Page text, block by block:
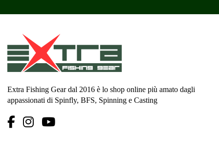
Extra Fishing Gear dal 2016 è lo shop online più amato dagli
appassionati di Spinfly, BFS, Spinning e Casting